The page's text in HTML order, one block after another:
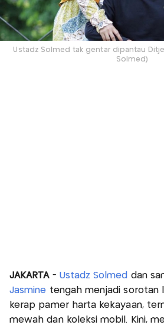
Ustadz Solmed tak gentar dipantau
Solmed)
JAKARTA- Ustadz Solmed dan
Jasmine tengah menjadi sorotan
kerap pamer harta kekayaan,
mewah dan koleksi mobil. Kini,